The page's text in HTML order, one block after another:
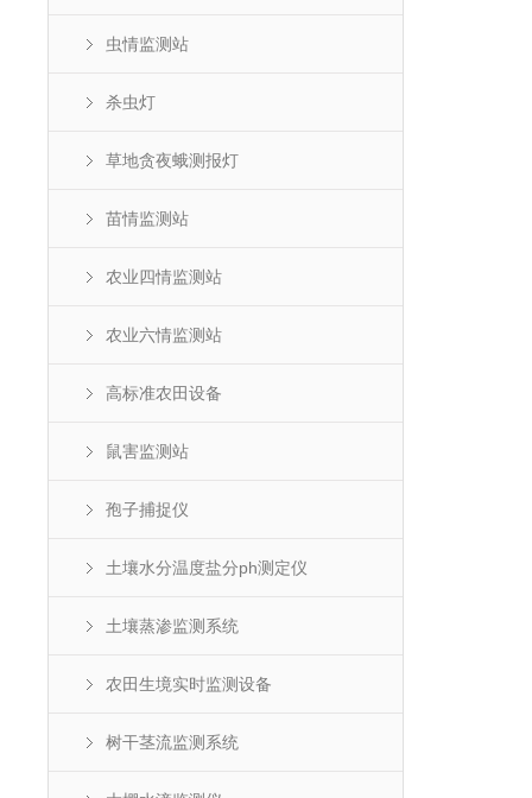
虫情监测站
杀虫灯
草地贪夜蛾测报灯
苗情监测站
农业四情监测站
农业六情监测站
高标准农田设备
鼠害监测站
孢子捕捉仪
土壤水分温度盐分ph测定仪
土壤蒸渗监测系统
农田生境实时监测设备
树干茎流监测系统